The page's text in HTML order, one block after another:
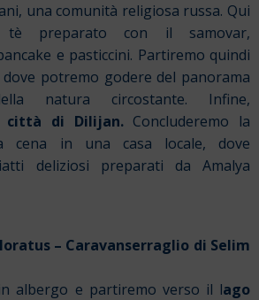
una comunità religiosa russa. Qui
preparato con il samovar,
e pasticcini. Partiremo quindi
dove potremo godere del panorama
natura circostante. Infine,
città di Dilijan.Concluderemo la
cena in una casa locale, dove
deliziosi preparati da Amalya
– Caravanserraglio di Selim
albergo e partiremo verso il lago